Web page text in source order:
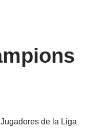
de la Liga